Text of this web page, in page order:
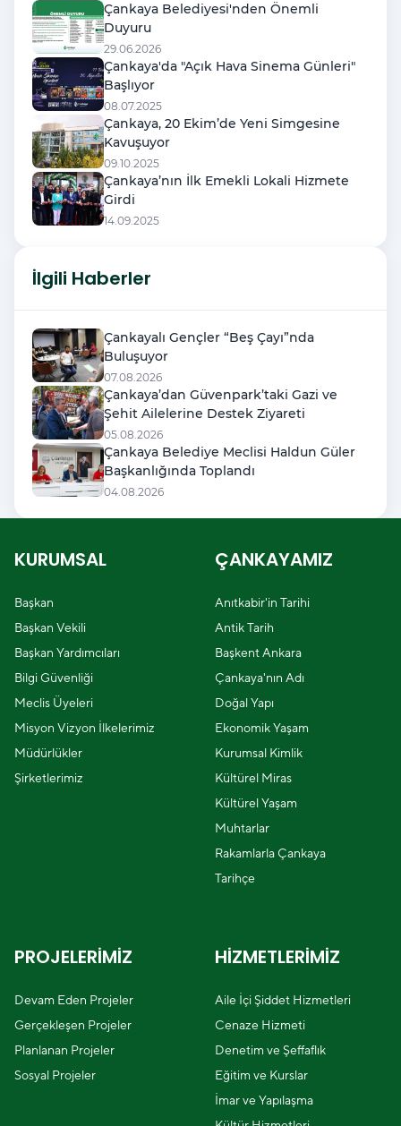
Çankaya Belediyesi'nden Önemli
Duyuru
29.06.2026
Çankaya'da "Açık Hava Sinema Günleri"
Başlıyor
08.07.2025
Çankaya, 20 Ekim’de Yeni Simgesine
Kavuşuyor
09.10.2025
Çankaya’nın İlk Emekli Lokali Hizmete
Girdi
14.09.2025
İlgili Haberler
Çankayalı Gençler “Beş Çayı”nda
Buluşuyor
07.08.2026
Çankaya’dan Güvenpark’taki Gazi ve
Şehit Ailelerine Destek Ziyareti
05.08.2026
Çankaya Belediye Meclisi Haldun Güler
Başkanlığında Toplandı
04.08.2026
KURUMSAL
Başkan
Başkan Vekili
Başkan Yardımcıları
Bilgi Güvenliği
Meclis Üyeleri
Misyon Vizyon İlkelerimiz
Müdürlükler
Şirketlerimiz
ÇANKAYAMIZ
Anıtkabir'in Tarihi
Antik Tarih
Başkent Ankara
Çankaya'nın Adı
Doğal Yapı
Ekonomik Yaşam
Kurumsal Kimlik
Kültürel Miras
Kültürel Yaşam
Muhtarlar
Rakamlarla Çankaya
Tarihçe
PROJELERİMİZ
Devam Eden Projeler
Gerçekleşen Projeler
Planlanan Projeler
Sosyal Projeler
HİZMETLERİMİZ
Aile İçi Şiddet Hizmetleri
Cenaze Hizmeti
Denetim ve Şeffaflık
Eğitim ve Kurslar
İmar ve Yapılaşma